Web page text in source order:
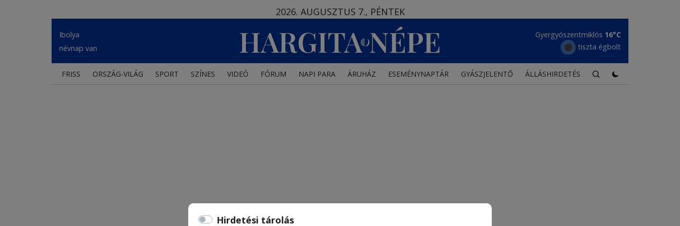
Hirdetési tárolás
2026. AUGUSZTUS 7., PÉNTEK
Ibolya
névnap van
Gyergyószentmiklós 16°C
tiszta égbolt
FRISS ORSZÁG-VILÁG SPORT SZÍNES VIDEÓ FÓRUM NAPI PARA ÁRUHÁZ ESEMÉNYNAPTÁR GYÁSZJELENTŐ ÁLLÁSHIRDETÉS